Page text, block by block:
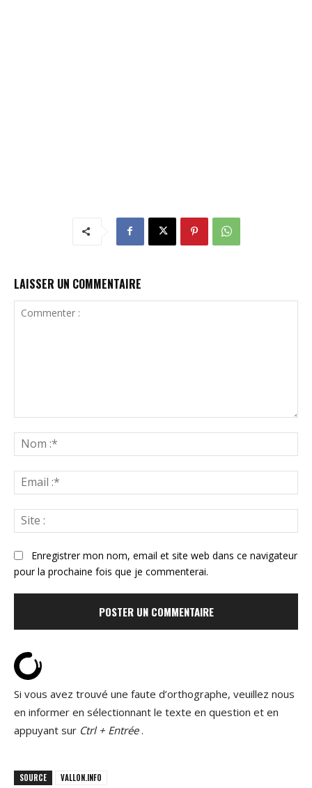
LAISSER UN COMMENTAIRE
:*
:*
:
Enregistrer mon nom, email et site web dans ce navigateur
pour la prochaine fois que je commenterai.
Si vous avez trouvé une faute d’orthographe, veuillez nous
en informer en sélectionnant le texte en question et en
appuyant sur Ctrl + Entrée.
SOURCE VALLON.INFO